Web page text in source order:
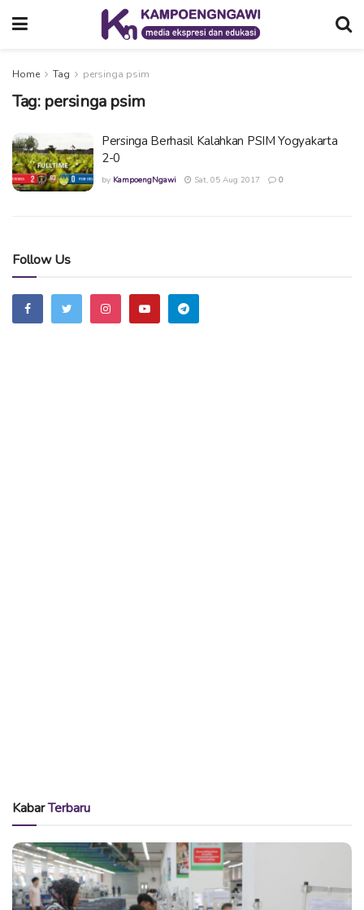
Home Tag persinga psim
Tag: persinga psim
Persinga Berhasil Kalahkan PSIM Yogyakarta
2-0
by KampoengNgawi Sat, 05 Aug 2017 0
Follow Us
KabarTerbaru